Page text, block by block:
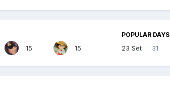
15 15
POPULAR DAYS
23 Set 31